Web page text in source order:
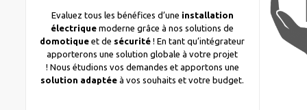
Evaluez tous les bénéfices d’une installation
électrique moderne grâce à nos solutions de
domotique et de sécurité ! En tant qu’intégrateur
apporterons une solution globale à votre projet
! Nous étudions vos demandes et apportons une
solution adaptéeà vos souhaits et votre budget.